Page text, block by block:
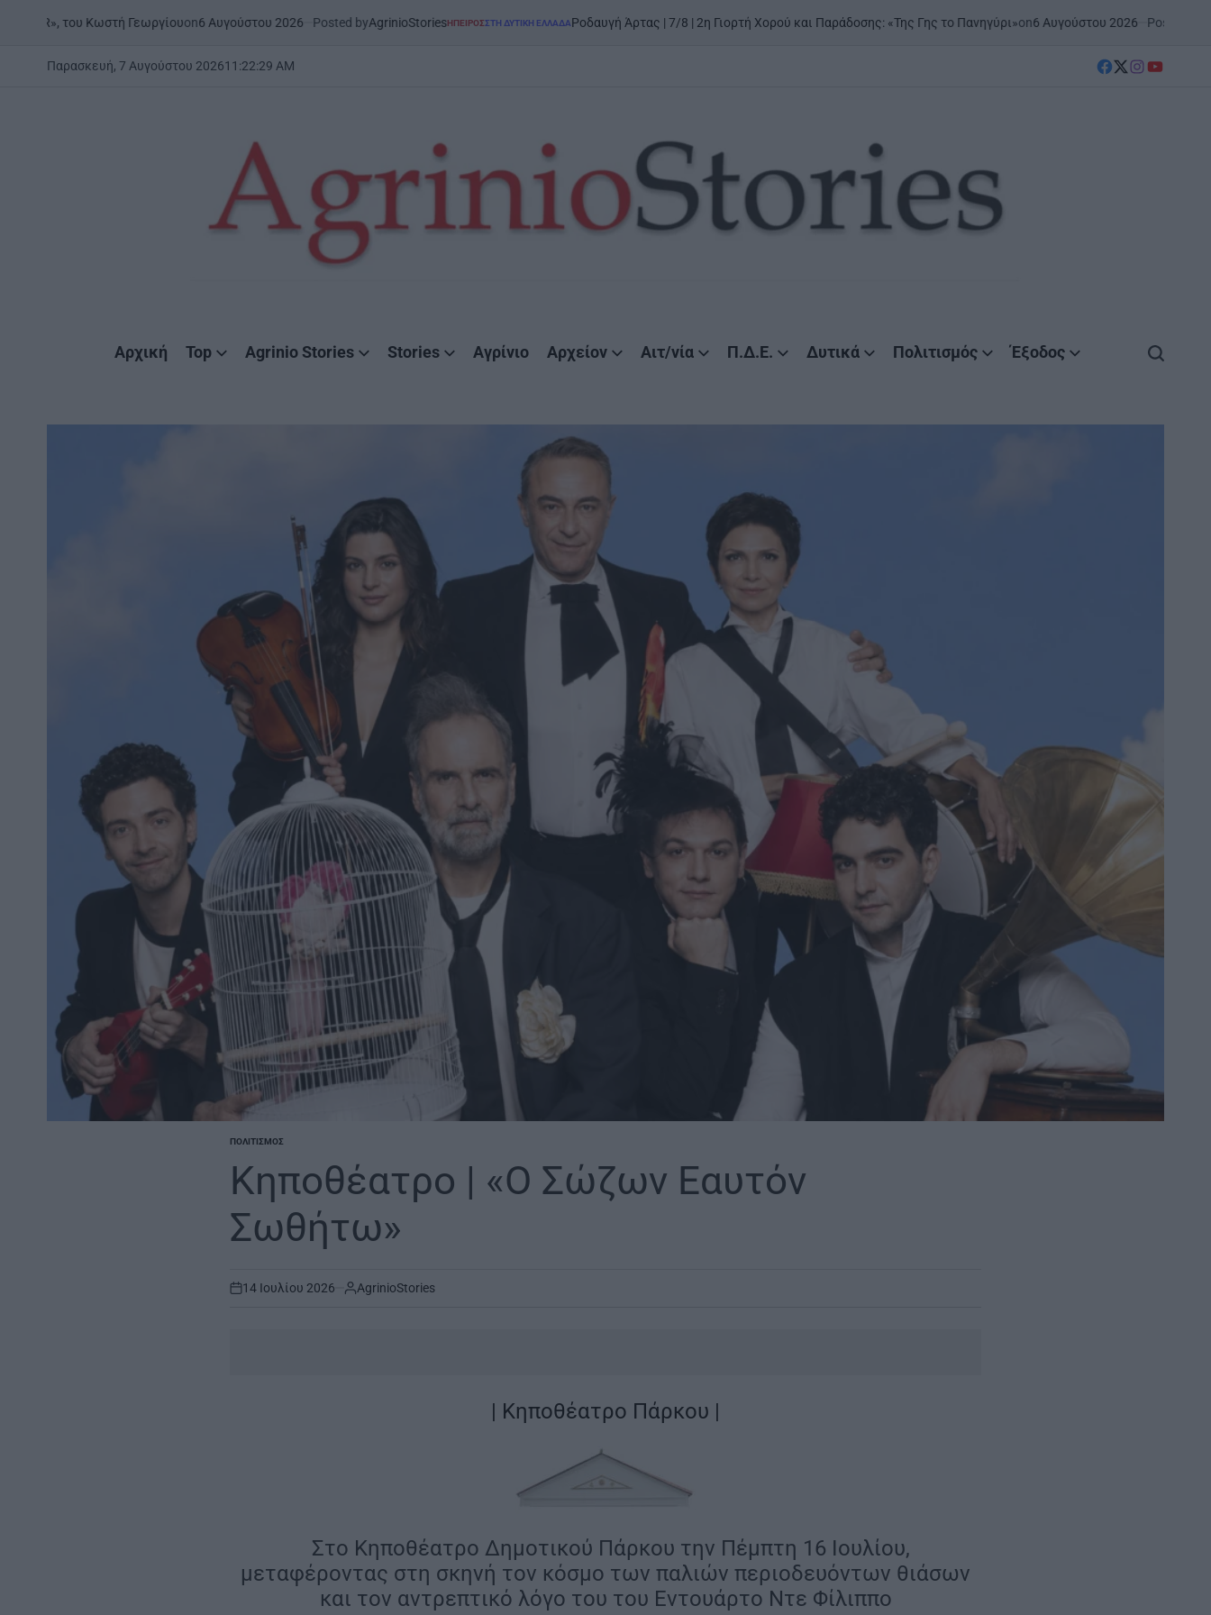
Κωστή Γεωργίουon6 Αυγούστου 2026 Posted byAgrinioStoriesPOSTED
ΉΠΕΙΡΟΣΣΤΗ ΔΥΤΙΚΉ ΕΛΛΆΔΑΡοδαυγή Άρτας | 7/8 | 2η Γιορτή Χορού και Παράδοσης: «Της Γης το Πανηγύρι»on6 Αυγούστου 2026 Posted byAgrinioStories
Παρασκευή, 7 Αυγούστου 202611 :22:30 AM
facebook
Twitter
instagram
YouTube
Αρχική Top Agrinio Stories Stories Αγρίνιο Αρχείον Αιτ/νία Π.Δ.Ε. Δυτικά Πολιτισμός Έξοδος
POSTED
ΠΟΛΙΤΙΣΜΌΣ
Κηποθέατρο | «Ο Σώζων Εαυτόν
Σωθήτω»
on
14 Ιουλίου 2026 AgrinioStories
| Κηποθέατρο Πάρκου |
Στο Κηποθέατρο Δημοτικού Πάρκου την Πέμπτη 16 Ιουλίου,
μεταφέροντας στη σκηνή τον κόσμο των παλιών περιοδευόντων θιάσων
και τον αντρεπτικό λόγο του του Εντουάρτο Ντε Φίλιππο